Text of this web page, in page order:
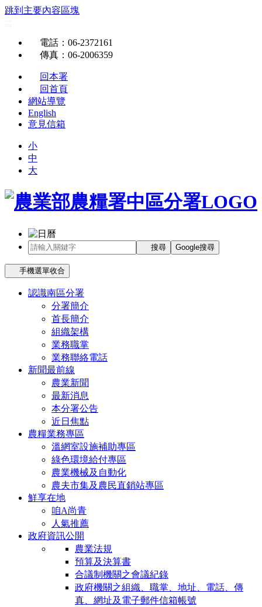
跳到主要內容區塊
電話 ：06-2372161
傳真 ：06-2006359
回本署
回首頁
網站導覽
English
意見信箱
小
中
大
搜尋 Google搜尋
手機選單收合
認識南區分署
分署簡介
首長簡介
組織架構
業務職掌
業務聯絡電話
新聞最前線
農業新聞
最新消息
本分署公告
近日焦點
農糧業務專區
溫網室設施補助專區
綠色環境給付專區
農業機械及自動化
農夫市集及農民直銷站專區
鮮享在地
咱A尚青
人氣推薦
政府資訊公開
農業法規
預算及決算書
合議制機關之會議紀錄
政府機關之組織、職掌、地址、電話、傳
真、網址及電子郵件信箱帳號